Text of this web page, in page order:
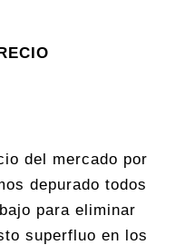
del mercado por
depurado todos
para eliminar
superfluo en los